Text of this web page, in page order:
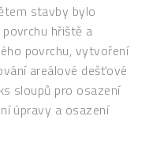
stavby bylo
hřiště a
povrchu, vytvoření
areálové dešťové
sloupů pro osazení
úpravy a osazení